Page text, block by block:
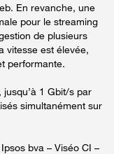
En revanche, une
pour le streaming
de plusieurs
vitesse est élevée,
performante.
1 Gbit/s par
simultanément sur
bva – Viséo CI –